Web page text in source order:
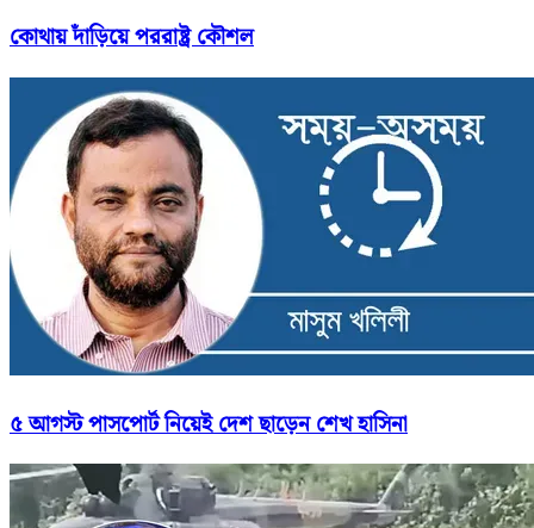
কোথায় দাঁড়িয়ে পররাষ্ট্র কৌশল
৫ আগস্ট পাসপোর্ট নিয়েই দেশ ছাড়েন শেখ হাসিনা